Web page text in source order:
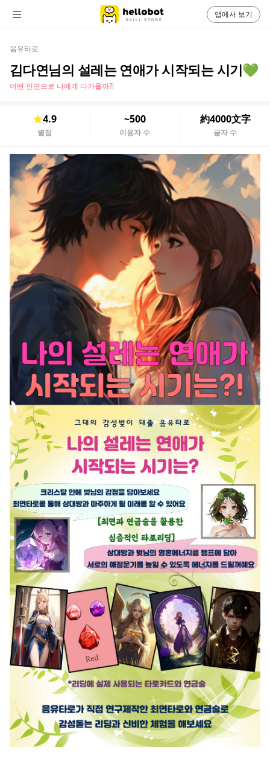
음유타로
김다연님의 설레는 연애가 시작되는 시기💚
어떤 인연으로 나에게 다가올까?!
4.9
별점
~500
이용자 수
約4000文字
글자 수
앱에서 보기